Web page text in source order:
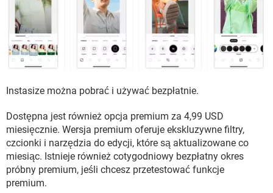
Instasize można pobrać i używać bezpłatnie.
Dostępna jest również opcja premium za 4,99 USD
miesięcznie. Wersja premium oferuje ekskluzywne filtry,
czcionki i narzędzia do edycji, które są aktualizowane co
miesiąc. Istnieje również cotygodniowy bezpłatny okres
próbny premium, jeśli chcesz przetestować funkcje
premium.